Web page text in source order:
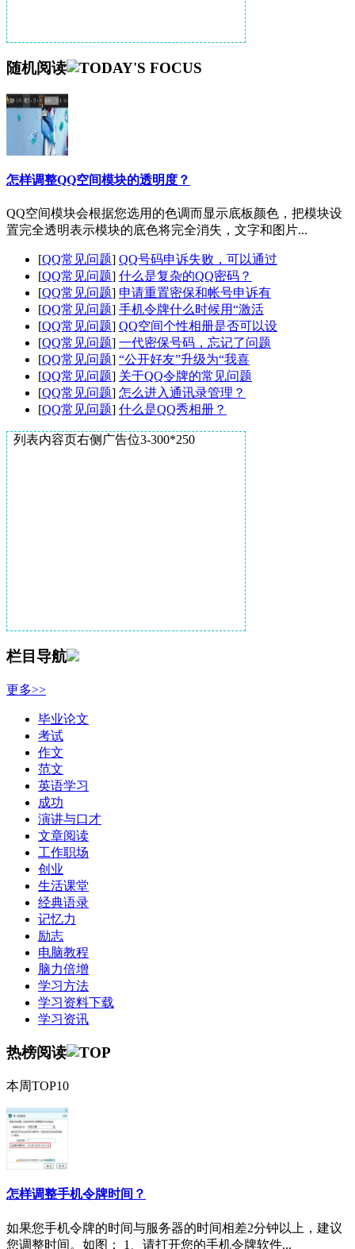
随机阅读
怎样调整QQ空间模块的透明度？
QQ空间模块会根据您选用的色调而显示底板颜色，把模块设
置完全透明表示模块的底色将完全消失，文字和图片...
[QQ常见问题] QQ号码申诉失败，可以通过
[QQ常见问题] 什么是复杂的QQ密码？
[QQ常见问题] 申请重置密保和帐号申诉有
[QQ常见问题] 手机令牌什么时候用“激活
[QQ常见问题] QQ空间个性相册是否可以设
[QQ常见问题] 一代密保号码，忘记了问题
[QQ常见问题] “公开好友”升级为“我喜
[QQ常见问题] 关于QQ令牌的常见问题
[QQ常见问题] 怎么进入通讯录管理？
[QQ常见问题] 什么是QQ秀相册？
列表内容页右侧广告位3-300*250
栏目导航
更多>>
毕业论文
考试
作文
范文
英语学习
成功
演讲与口才
文章阅读
工作职场
创业
生活课堂
经典语录
记忆力
励志
电脑教程
脑力倍增
学习方法
学习资料下载
学习资讯
热榜阅读
本周TOP10
怎样调整手机令牌时间？
如果您手机令牌的时间与服务器的时间相差2分钟以上，建议
您调整时间。如图： 1、请打开您的手机令牌软件...